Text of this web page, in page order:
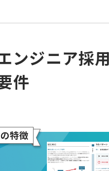
ンジニア採
件